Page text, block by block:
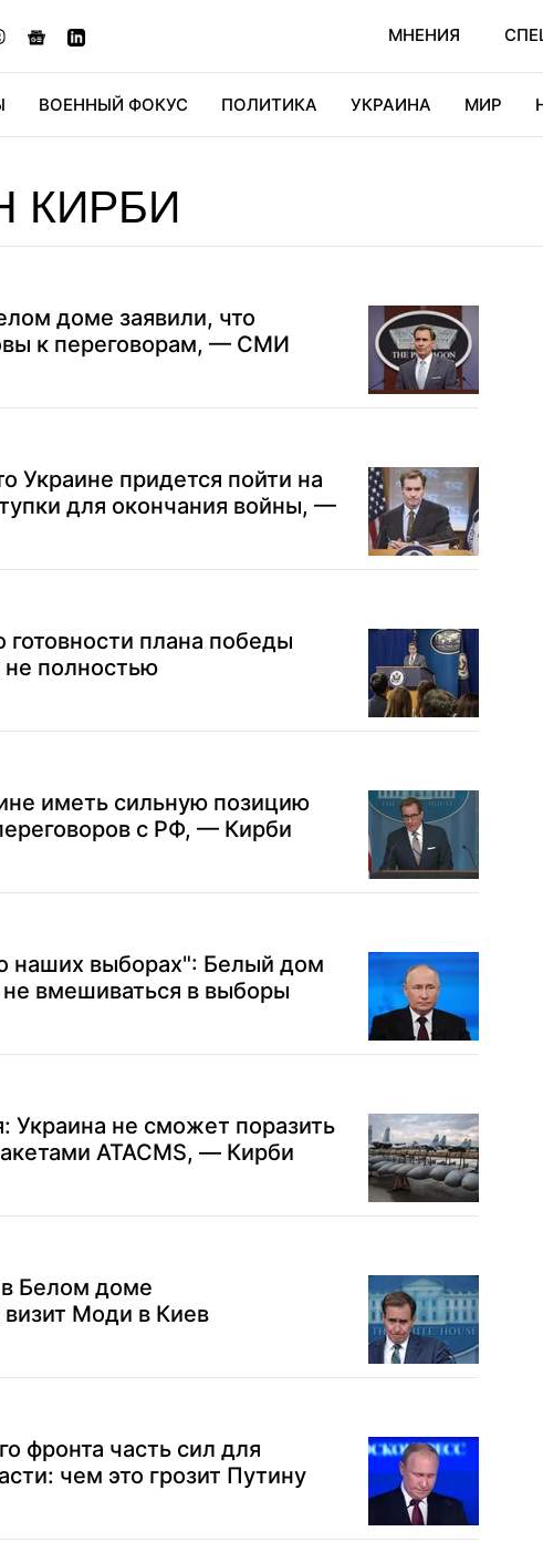
МНЕНИЯ
ВОЕННЫЙ ФОКУС ПОЛИТИКА УКРАИНА МИР
КИРБИ
доме заявили, что
к переговорам, — СМИ
Украине придется пойти на
для окончания войны, —
готовности плана победы
полностью
иметь сильную позицию
с РФ, — Кирби
наших выборах": Белый дом
вмешиваться в выборы
Украина не сможет поразить
ATACMS, — Кирби
Белом доме
Моди в Киев
фронта часть сил для
чем это грозит Путину